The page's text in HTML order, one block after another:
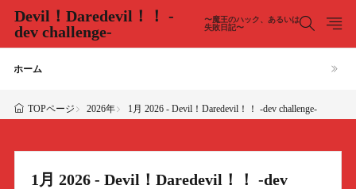
Devil！Daredevil！！ -
dev challenge-
〜魔王のハック、あるいは
失敗日記〜
ホーム
TOPページ 2026年 1月 2026 - Devil！Daredevil！！ -dev challenge-
1月 2026 - Devil！Daredevil！！ -dev